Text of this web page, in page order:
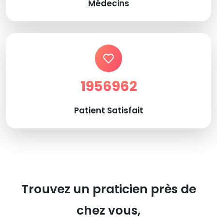
Médecins
1956962
Patient Satisfait
Trouvez un praticien près de
chez vous,